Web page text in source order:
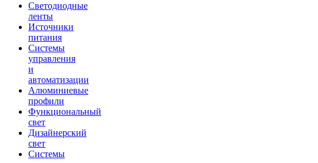
Светодиодные
ленты
Источники
питания
Системы
управления
и
автоматизации
Алюминиевые
профили
Функциональный
свет
Дизайнерский
свет
Системы